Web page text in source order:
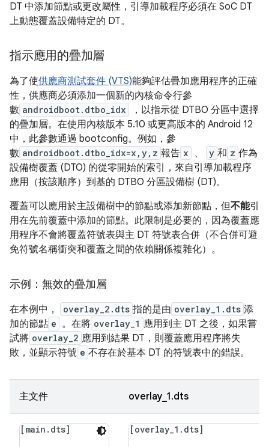
DT 中添加節點或更改屬性，引導加載程序必須在 SoC DT
上動態覆蓋設備特定的 DT。
指示應用的疊加層
為了使供應商測試套件 (VTS)能夠評估疊加應用程序的正確
性，供應商必須添加一個新的內核命令行參
數 androidboot.dtbo_idx
，以指示從 DTBO 分區中選擇
的疊加層。在使用內核版本 5.10 或更高版本的 Android 12
中，此參數通過 bootconfig。例如，參
數 androidboot.dtbo_idx=x,y,z 報告 x 、 y 和 z 作為
設備樹覆蓋 (DTO) 的從零開始的索引，來自引導加載程序
應用（按該順序）到基的 DTBO 分區設備樹 (DT)。
覆蓋可以應用於主設備樹中的節點或添加新節點，但不能引
用在先前覆蓋中添加的節點。此限制是必要的，因為覆蓋應
用程序不會將覆蓋符號表與主 DT 符號表合併（不合併可避
免符號名稱衝突和覆蓋之間的依賴關係複雜化）。
示例：無效的疊加層
在本例中， overlay_2.dts 指的是由 overlay_1.dts 添
加的節點 e 。在將 overlay_1 應用到主 DT 之後，如果嘗
試將 overlay_2 應用到結果 DT，則覆蓋應用程序將失
敗，並顯示符號 e 不存在於基本 DT 的符號表中的錯誤。
主文件 overlay_1.dts
[main.dts] [overlay_1.dts]